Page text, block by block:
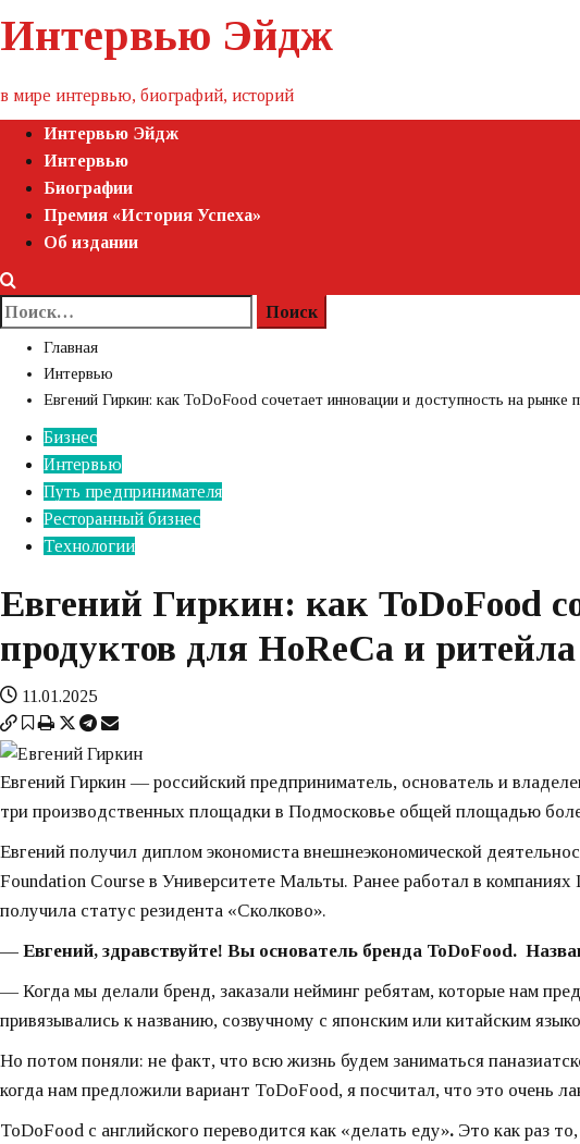
контент
Интервью Эйдж
в мире интервью, биографий, историй
Первичное
меню
Интервью Эйдж
Интервью
Биографии
Премия «‎История Успеха»‎
Об издании
Найти:
Главная
Интервью
Евгений Гиркин: как ToDoFood сочетает инновации и доступность на рынке
Бизнес
Интервью
Путь предпринимателя
Ресторанный бизнес
Технологии
Евгений Гиркин: как ToDoFood
продуктов для HoReCa и ритейла
11.01.2025
Евгений Гиркин — российский предприниматель, основатель и
три производственных площадки в Подмосковье общей площадью
Евгений получил диплом экономиста внешнеэкономической
Foundation Course в Университете Мальты. Ранее работал в
получила статус резидента «Сколково».
— Евгений, здравствуйте! Вы основатель бренда ToDoFood.
— Когда мы делали бренд, заказали нейминг ребятам, которые нам
привязывались к названию, созвучному с японским или китайским
Но потом поняли: не факт, что всю жизнь будем заниматься
когда нам предложили вариант ToDoFood, я посчитал, что это очень
ToDoFood с английского переводится как «делать еду». Это как раз